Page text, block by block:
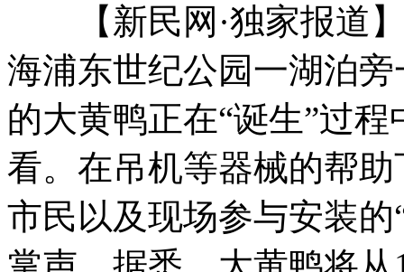
【新民网·独家报道】
海浦东世纪公园一湖泊
的大黄鸭正在“诞生”过
看。在吊机等器械的帮
市民以及现场参与安装